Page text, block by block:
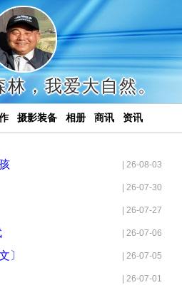
，我爱大自然。
摄影装备 相册 商讯 资讯
| 26-08-03
| 26-07-30
| 26-07-27
| 26-07-06
〕 | 26-07-05
| 26-07-01